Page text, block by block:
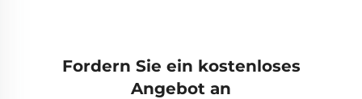
AnhängerFordern Sie ein kostenloses
Angebot an